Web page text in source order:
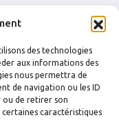
des technologies
aux informations des
nous permettra de
de navigation ou les ID
ou de retirer son
caractéristiques